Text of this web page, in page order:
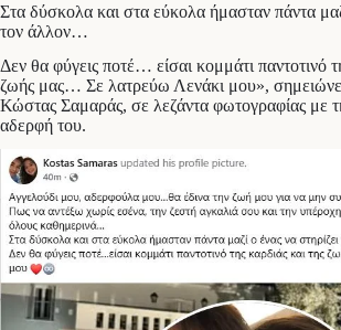
Στα δύσκολα και στα εύκολα ήμασταν πάντα
τον άλλον…
Δεν θα φύγεις ποτέ… είσαι κομμάτι παντοτινό
ζωής μας… Σε λατρεύω Λενάκι μου»,
Κώστας Σαμαράς, σε λεζάντα φωτογραφίας με
αδερφή του.